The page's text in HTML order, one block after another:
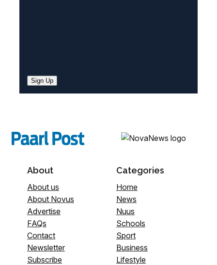
Sign Up
About
About us
About Novus
Advertise
FAQs
Contact
Newsletter
Subscribe
Categories
Home
News
Nuus
Schools
Sport
Business
Lifestyle